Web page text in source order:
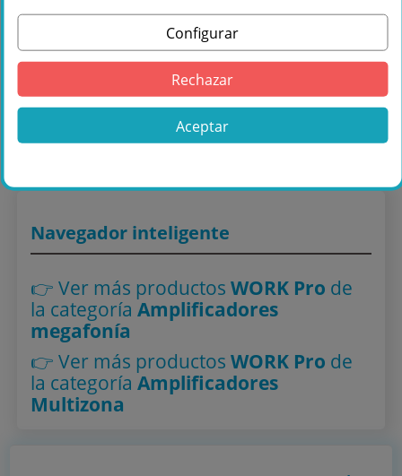
Comprar WORK Pro INTEGRA 16+ Matriz
audio digital 16 X 16 canales, Dante, DSP y
control PC/App en Másquesonido con
envío rápido
Lo encuentras también en: ,Amplificadores megafonía
Navegador inteligente
👉 Ver más productos WORK Pro de
la categoría Amplificadores
megafonía
👉 Ver más productos WORK Pro de
la categoría Amplificadores
Multizona
Configurar
Rechazar
Aceptar